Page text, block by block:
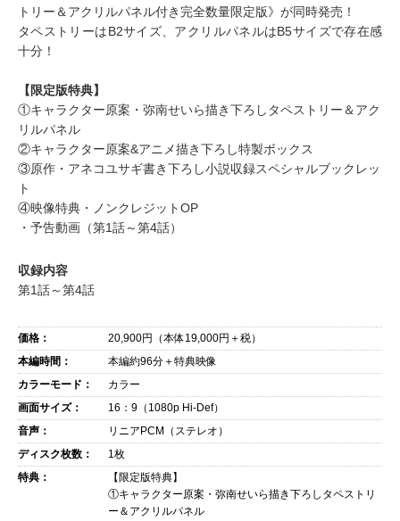
トリー＆アクリルパネル付き完全数量限定版》が同時発売！
タペストリーはB2サイズ、アクリルパネルはB5サイズで存在感
十分！
【限定版特典】
①キャラクター原案・弥南せいら描き下ろしタペストリー＆アク
リルパネル
②キャラクター原案&アニメ描き下ろし特製ボックス
③原作・アネコユサギ書き下ろし小説収録スペシャルブックレッ
ト
④映像特典・ノンクレジットOP
・予告動画（第1話～第4話）
収録内容
第1話～第4話
価格： 20,900円（本体19,000円＋税）
本編時間：
本編約96分＋特典映像
カラーモード：
カラー
画面サイズ：
16：9（1080p Hi-Def）
音声：
リニアPCM（ステレオ）
ディスク枚数：
1枚
特典：
【限定版特典】
①キャラクター原案・弥南せいら描き下ろしタペストリ
ー＆アクリルパネル